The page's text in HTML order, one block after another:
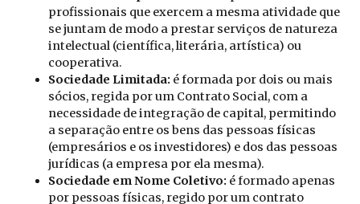
profissionais que exercem a mesma atividade que
se juntam de modo a prestar serviços de natureza
intelectual (científica, literária, artística) ou
cooperativa.
Sociedade Limitada: é formada por dois ou mais
sócios, regida por um Contrato Social, com a
necessidade de integração de capital, permitindo
a separação entre os bens das pessoas físicas
(empresários e os investidores) e dos das pessoas
jurídicas (a empresa por ela mesma).
Sociedade em Nome Coletivo: é formado apenas
por pessoas físicas, regido por um contrato